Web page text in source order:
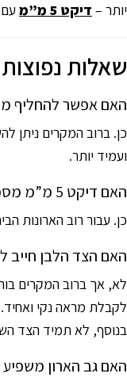
יותר – דיקט 5 מ”מ
שאלות נפוצות
האם אפשר להחליף
כן. ברוב המקרים ניתן
ועמיד יותר.
האם דיקט 5 מ”מ מספיק חזק לגב ארון?
כן. עבור רוב הארונות
האם הצד הלבן חייב
לא, אך ברוב המקרים
לקבלת מראה נקי ואחיד.
בנוסף, לא תמיד הצד
האם גב הארון משפיע